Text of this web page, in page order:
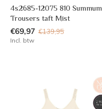
4s2685-12075 810 Summum
Trousers taft Mist
€69,97 €139,95
Incl. btw